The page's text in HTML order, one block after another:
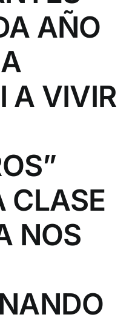
AÑO
A VIVIR
CLASE
NOS